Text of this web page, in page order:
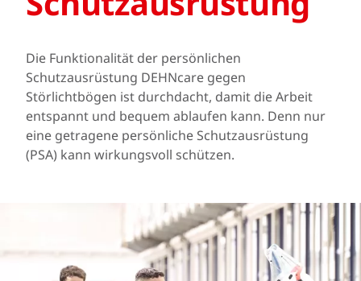
Die Funktionalität der persönlichen
Schutzausrüstung DEHNcare gegen
Störlichtbögen ist durchdacht, damit die Arbeit
entspannt und bequem ablaufen kann. Denn nur
eine getragene persönliche Schutzausrüstung
(PSA) kann wirkungsvoll schützen.